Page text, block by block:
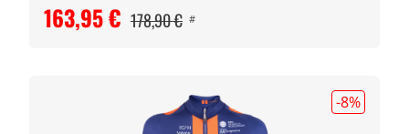
163,95 € 178,90 € #
-8%